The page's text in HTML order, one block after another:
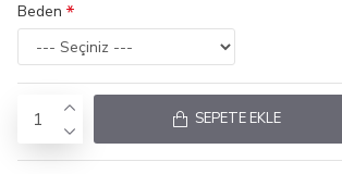
Beden
SEPETE EKLE